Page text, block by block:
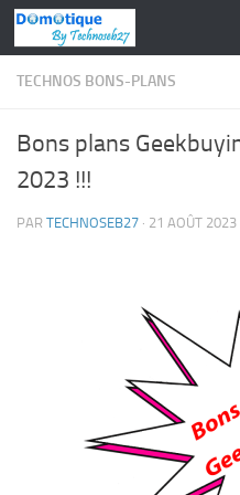
Skip to content
TECHNOS BONS-PLANS
Bons plans
2023 !!!
PAR TECHNOSEB27 · 21 AOÛT 2023